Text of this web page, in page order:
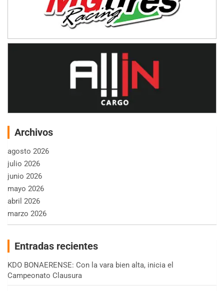
Archivos
agosto 2026
julio 2026
junio 2026
mayo 2026
abril 2026
marzo 2026
Entradas recientes
KDO BONAERENSE: Con la vara bien alta, inicia el
Campeonato Clausura